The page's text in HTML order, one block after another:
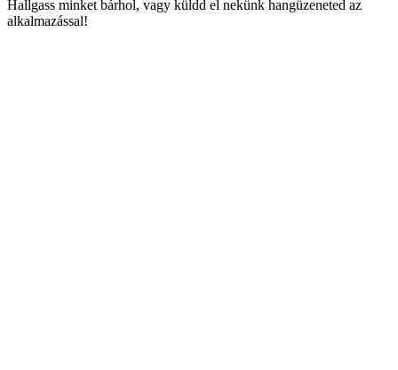
Hallgass minket bárhol, vagy küldd el nekünk hangüzeneted az
alkalmazással!